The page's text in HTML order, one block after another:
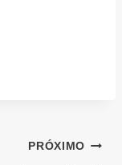
PRÓXIMO